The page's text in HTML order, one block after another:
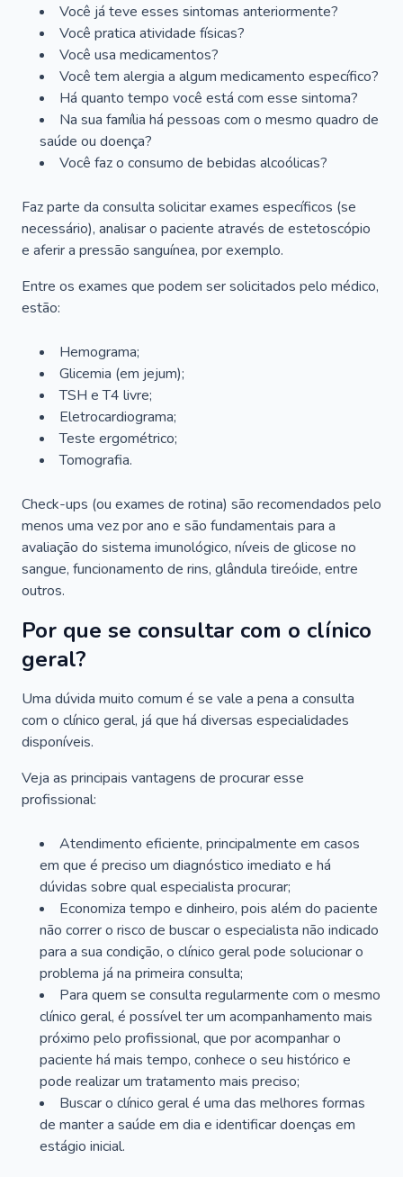
Você já teve esses sintomas anteriormente?
Você pratica atividade físicas?
Você usa medicamentos?
Você tem alergia a algum medicamento específico?
Há quanto tempo você está com esse sintoma?
Na sua família há pessoas com o mesmo quadro de
saúde ou doença?
Você faz o consumo de bebidas alcoólicas?
Faz parte da consulta solicitar exames específicos (se
necessário), analisar o paciente através de estetoscópio
e aferir a pressão sanguínea, por exemplo.
Entre os exames que podem ser solicitados pelo médico,
estão:
Hemograma;
Glicemia (em jejum);
TSH e T4 livre;
Eletrocardiograma;
Teste ergométrico;
Tomografia.
Check-ups (ou exames de rotina) são recomendados pelo
menos uma vez por ano e são fundamentais para a
avaliação do sistema imunológico, níveis de glicose no
sangue, funcionamento de rins, glândula tireóide, entre
outros.
Por que se consultar com o clínico
geral?
Uma dúvida muito comum é se vale a pena a consulta
com o clínico geral, já que há diversas especialidades
disponíveis.
Veja as principais vantagens de procurar esse
profissional:
Atendimento eficiente, principalmente em casos
em que é preciso um diagnóstico imediato e há
dúvidas sobre qual especialista procurar;
Economiza tempo e dinheiro, pois além do paciente
não correr o risco de buscar o especialista não indicado
para a sua condição, o clínico geral pode solucionar o
problema já na primeira consulta;
Para quem se consulta regularmente com o mesmo
clínico geral, é possível ter um acompanhamento mais
próximo pelo profissional, que por acompanhar o
paciente há mais tempo, conhece o seu histórico e
pode realizar um tratamento mais preciso;
Buscar o clínico geral é uma das melhores formas
de manter a saúde em dia e identificar doenças em
estágio inicial.